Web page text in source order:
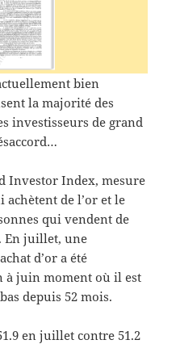
bien
la majorité des
investisseurs de grand
Investor Index, mesure
de l’or et le
qui vendent de
En juillet, une
d’or a été
à juin moment où il est
depuis 52 mois.
en juillet contre 51.2